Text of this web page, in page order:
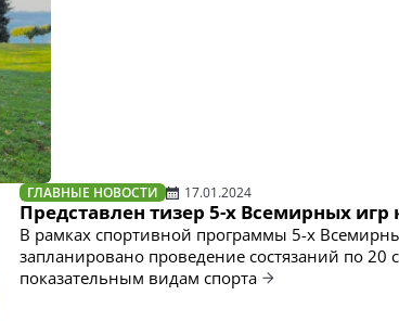
ГЛАВНЫЕ НОВОСТИ 17.01.2024
Представлен тизер 5-х Всемирных игр
В рамках спортивной программы 5-х
запланировано проведение состязаний по 20
показательным видам спорта